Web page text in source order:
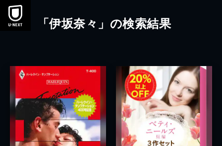
本文へスキップ
「伊坂奈々」の検索結果